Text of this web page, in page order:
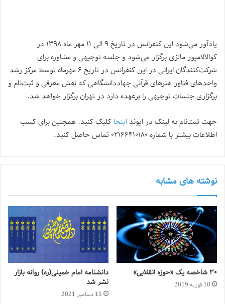
یادآور می‌شود این کنفرانس در تاریخ ۹ الی ۱۱ مهر ماه ۱۳۹۸ در
کوالالامپور مالزی برگزار می‌شود و جلسه توجیهی و مشاوره برای
شرکت‌کنندگان ایرانی در این کنفرانس در تاریخ ۶ مهرماه توسط مرکز رشد
واحدهای فناور هنرهای قرآنی جهاددانشگاهی که نقش معرفی و ثبت‌نام و
برگزاری جلسات توجیهی را برعهده دارد در تهران برگزار خواهد شد.
جهت ثبت‌نام به لینک در ایونداینجا کلیک کنید. همچنین برای کسب
اطلاعات بیشتر با شماره ۰۲۱۶۶۴۱۰۱۸۰ تماس حاصل کنید.
نوشته های مشابه
۳۰ شاخصه یک «حوزه انقلابی»
10 فوریه 2019
دانشنامه امام خمینی(ره) روانه بازار
نشر شد
15 دسامبر 2021